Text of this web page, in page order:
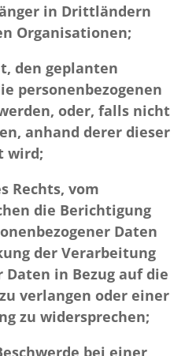
in Drittländern
Organisationen;
den geplanten
personenbezogenen
oder, falls nicht
anhand derer dieser
wird;
Rechts, vom
die Berichtigung
Daten
der Verarbeitung
Daten in Bezug auf die
verlangen oder einer
zu widersprechen;
bei einer